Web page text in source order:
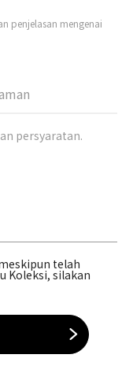
penjelasan mengenai
persyaratan.
telah
Koleksi, silakan